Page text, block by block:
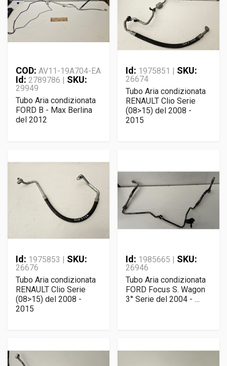
COD: AV11-19A704-EA
Id: 2789786 | SKU:
29949
Tubo Aria condizionata
FORD B - Max Berlina
del 2012
Id: 1975851 | SKU:
26674
Tubo Aria condizionata
RENAULT Clio Serie
(08>15) del 2008 -
2015
Id: 1975853 | SKU:
26676
Tubo Aria condizionata
RENAULT Clio Serie
(08>15) del 2008 -
2015
Id: 1985665 | SKU:
26946
Tubo Aria condizionata
FORD Focus S. Wagon
3° Serie del 2004 - …